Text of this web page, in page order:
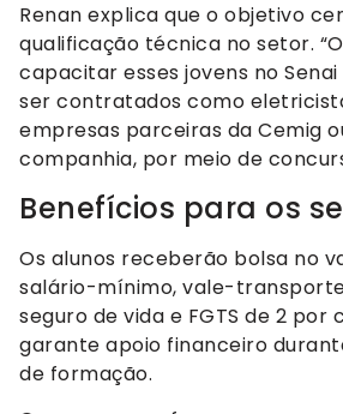
Renan explica que o objetivo
qualificação técnica no setor.
capacitar esses jovens no
ser contratados como
empresas parceiras da Cemig
companhia, por meio de
Benefícios para os
Os alunos receberão bolsa no
salário-mínimo, vale-
seguro de vida e FGTS de 2 por
garante apoio financeiro
de formação.